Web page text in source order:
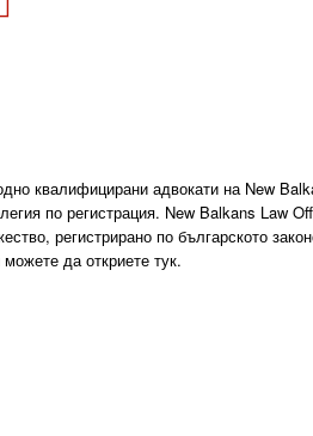
квалифицирани адвокати на New
по регистрация. New Balkans Law
регистрирано по българското
да откриете тук.